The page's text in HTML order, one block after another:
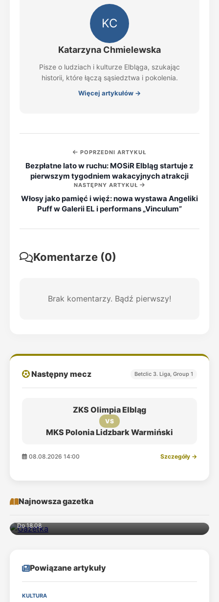
KC
Katarzyna Chmielewska
Pisze o ludziach i kulturze Elbląga, szukając
historii, które łączą sąsiedztwa i pokolenia.
Więcej artykułów →
POPRZEDNI ARTYKUŁ
Bezpłatne lato w ruchu: MOSiR Elbląg startuje z
pierwszym tygodniem wakacyjnych atrakcji
NASTĘPNY ARTYKUŁ
Włosy jako pamięć i więź: nowa wystawa Angeliki
Puff w Galerii EL i performans „Vinculum”
Komentarze (0)
Brak komentarzy. Bądź pierwszy!
Następny mecz Betclic 3. Liga, Group 1
ZKS Olimpia Elbląg
VS
MKS Polonia Lidzbark Warmiński
08.08.2026 14:00 Szczegóły →
Najnowsza gazetka
Do 18.08
Powiązane artykuły
KULTURA